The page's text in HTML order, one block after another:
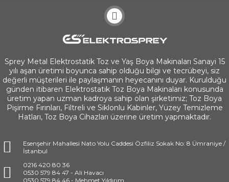
Sprey Metal Elektrostatik Toz ve Yaş Boya Makinaları Sanayi 15
yılı aşan üretimi boyunca sahip olduğu bilgi ve tecrübeyi, siz
değerli müşterileri ile paylaşmanın heyecanını duyar. Kurulduğu
günden itibaren Elektrostatik Toz Boya Makinaları konusunda
üretim yapan uzman kadroya sahip olan şirketimiz; Toz Boya
Pişirme Fırınları, Filtreli ve Siklonlu Kabinler, Yüzey Temizleme
Hatları, Toz Boya Cihazları üzerine üretim yapmaktadır.
Esenşehir Mahallesi Nato Yolu Caddesi Özfiliz Sokak No: 8 Ümraniye /
İstanbul
0216 420 80 36
0530 579 84 47 - Ali Havacı
0530 579 84 46 - Mehmet Yıldırım